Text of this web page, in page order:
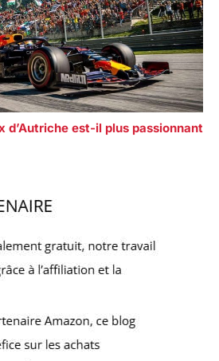
d’Autriche est-il plus passionnant